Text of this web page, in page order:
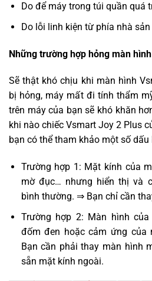
Do để máy trong túi quần quá
Do lỗi linh kiện từ phía nhà sản
Những trường hợp hỏng màn
Sẽ thật khó chịu khi màn hình
bị hỏng, máy mất đi tính thẩm
trên máy của bạn sẽ khó khăn
khi nào chiếc Vsmart Joy 2 Plus
bạn có thể tham khảo một số
Trường hợp 1: Mặt kính của
mờ đục… nhưng hiển thị và
bình thường. ⇒ Bạn chỉ cần
Trường hợp 2: Màn hình
đốm đen hoặc cảm ứng
Bạn cần phải thay màn hình
sẵn mặt kính ngoài.